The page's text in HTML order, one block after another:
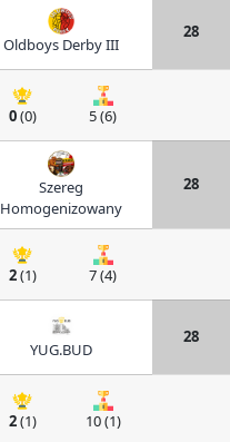
Oldboys Derby III
28
0(0) 5 (6)
Szereg
Homogenizowany
28
2(1) 7 (4)
YUG.BUD
28
2(1) 10 (1)